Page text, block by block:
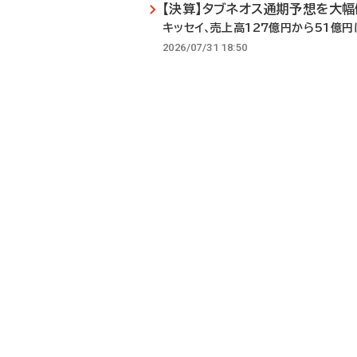
【決算】タブネオス通期予想を大
キッセイ、売上高127億円から51億円
2026/07/31 18:50